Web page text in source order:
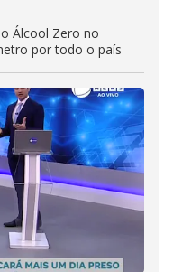
Álcool Zero no
por todo o país